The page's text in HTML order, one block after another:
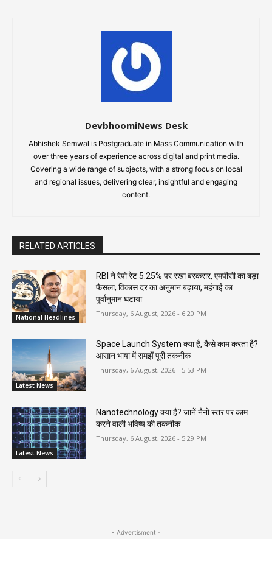
DevbhoomiNews Desk
Abhishek Semwal is Postgraduate in Mass Communication with
over three years of experience across digital and print media.
Covering a wide range of subjects, with a strong focus on local
and regional issues, delivering clear, insightful and engaging
content.
RELATED ARTICLES
National Headlines
RBI ने रेपो रेट 5.25% पर रखा बरकरार, एमपीसी का बड़ा
फैसला; विकास दर का अनुमान बढ़ाया, महंगाई का
पूर्वानुमान घटाया
Thursday, 6 August, 2026 - 6:20 PM
Latest News
Space Launch System क्या है, कैसे काम करता है?
आसान भाषा में समझें पूरी तकनीक
Thursday, 6 August, 2026 - 5:53 PM
Latest News
Nanotechnology क्या है? जानें नैनो स्तर पर काम
करने वाली भविष्य की तकनीक
Thursday, 6 August, 2026 - 5:29 PM
- Advertisment -